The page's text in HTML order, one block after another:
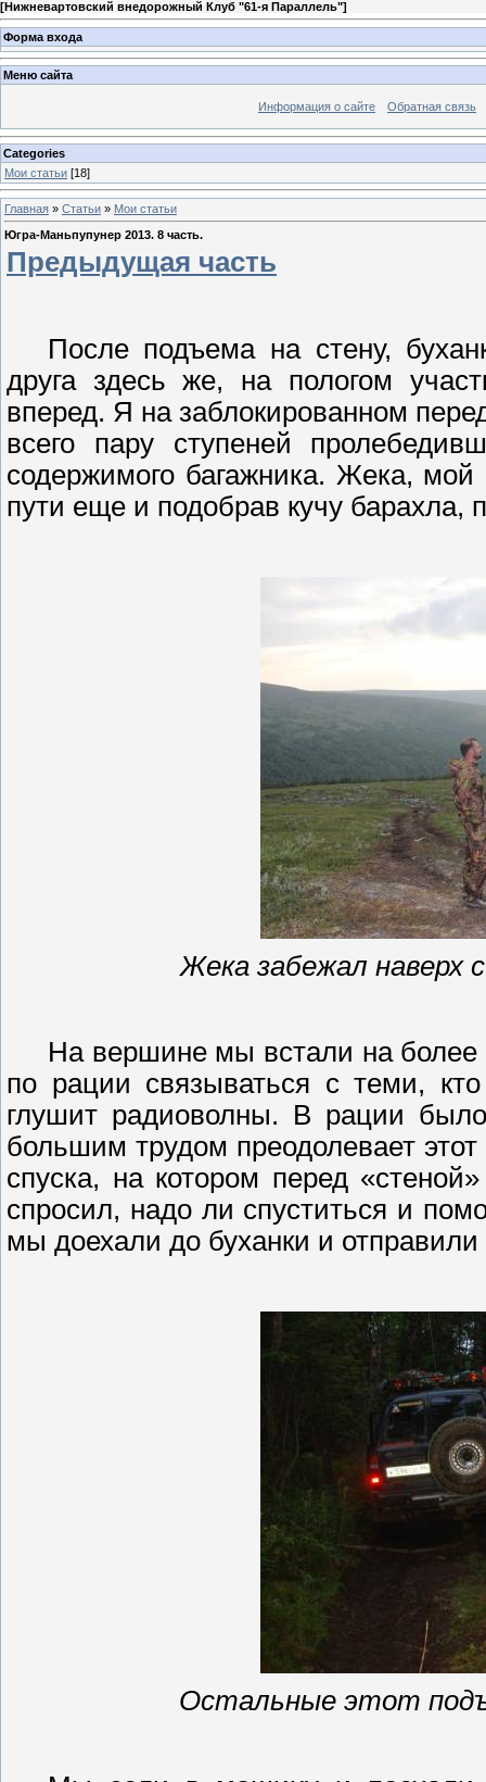
[Нижневартовский внедорожный Клуб "61-я Параллель"]
Форма входа
Меню сайта
Информация о сайте Обратная связь
Categories
Мои статьи [18]
Главная » Статьи » Мои статьи
Югра-Маньпупунер 2013. 8 часть.
Предыдущая часть
После подъема на стену,
друга здесь же, на пологом
вперед. Я на заблокированном
всего пару ступеней
содержимого багажника. Жека,
пути еще и подобрав кучу барахла,
Жека забежал наверх
На вершине мы встали на более
по рации связываться с теми,
глушит радиоволны. В рации
большим трудом преодолевает
спуска, на котором перед
спросил, надо ли спуститься и
мы доехали до буханки и отправили
Остальные этот